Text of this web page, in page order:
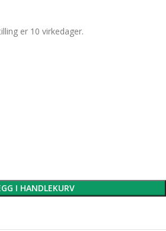
er 10 virkedager.
I HANDLEKURV